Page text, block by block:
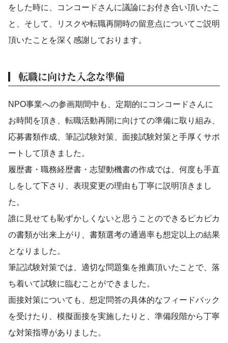
をした時に、コンコードさんに議論にお付き合い頂いたこ
と、そして、リスクや転職再開時の留意点についてご説明
頂いたことを深く感謝しております。
転職に向けた入念な準備
NPO事業への参画期間中も、定期的にコンコードさんに
お時間を頂き、転職活動再開に向けての準備に取り組み、
応募書類作成、筆記試験対策、面接試験対策と手厚くサポ
ートして頂きました。
履歴書・職務経歴書・志望動機書の作成では、何度も手直
しをして下さり、表現変更の理由も丁寧に説明頂きまし
た。
誰に見せても恥ずかしくないと思うことのできるピカピカ
の書類が出来上がり、書類選考の通過率も想定以上の結果
となりました。
筆記試験対策では、適切な問題集を推薦頂いたことで、落
ち着いて試験に臨むことができました。
面接対策についても、想定問答の具体的なフィードバック
を受けたり、模擬面接を実施したりと、準備段階から丁寧
な対策指導がありました。